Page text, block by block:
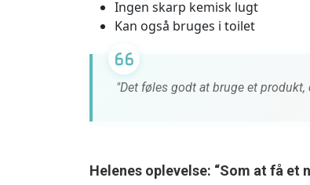
Ingen skarp kemisk lugt
Kan også bruges i toilet
"Det føles godt at bruge et
Helenes oplevelse: “Som at få et